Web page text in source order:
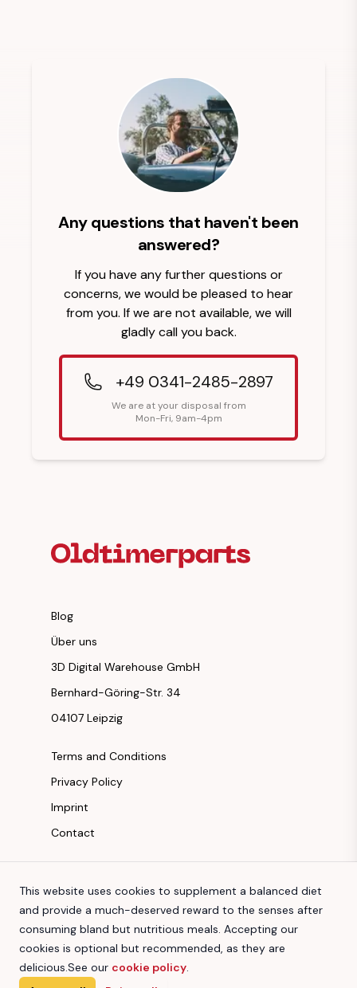
Any questions that haven't been
answered?
If you have any further questions or
concerns, we would be pleased to hear
from you. If we are not available, we will
gladly call you back.
+49 0341-2485-2897
We are at your disposal from
Mon-Fri, 9am-4pm
Blog
Über uns
3D Digital Warehouse GmbH
Bernhard-Göring-Str. 34
04107 Leipzig
Terms and Conditions
Privacy Policy
Imprint
Contact
Facebook
Youtube
TikTok
This website uses cookies to supplement a balanced diet
and provide a much-deserved reward to the senses after
consuming bland but nutritious meals. Accepting our
cookies is optional but recommended, as they are
delicious.See our cookie policy.